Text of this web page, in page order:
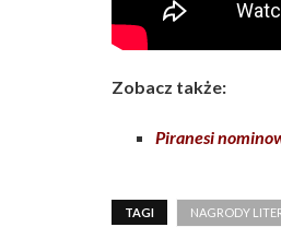
Zobacz także:
Piranesi
TAGI NAGRODY